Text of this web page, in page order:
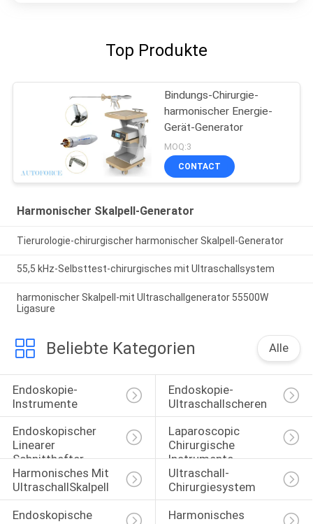
Top Produkte
Bindungs-Chirurgie-
harmonischer Energie-
Gerät-Generator
MOQ:3
CONTACT
Harmonischer Skalpell-Generator
Tierurologie-chirurgischer harmonischer Skalpell-Generator
55,5 kHz-Selbsttest-chirurgisches mit Ultraschallsystem
harmonischer Skalpell-mit Ultraschallgenerator 55500W
Ligasure
Beliebte Kategorien Alle
Endoskopie-
Instrumente
Endoskopie-
Ultraschallscheren
Endoskopischer
Linearer
Schnitthefter
Laparoscopic
Chirurgische
Instrumente
Harmonisches Mit
UltraschallSkalpell
Ultraschall-
Chirurgiesystem
Endoskopische
Harmonisches